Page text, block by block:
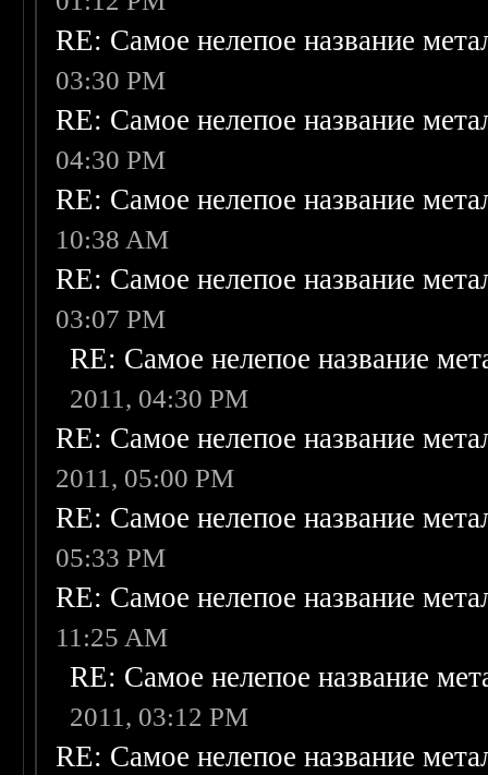
RE: Самое нелепое название
03:30 PM
RE: Самое нелепое название
04:30 PM
RE: Самое нелепое название
10:38 AM
RE: Самое нелепое название
03:07 PM
RE: Самое нелепое название
2011, 04:30 PM
RE: Самое нелепое название
2011, 05:00 PM
RE: Самое нелепое название
05:33 PM
RE: Самое нелепое название
11:25 AM
RE: Самое нелепое название
2011, 03:12 PM
RE: Самое нелепое название